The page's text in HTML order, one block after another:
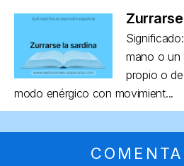
mano o un
propio o
modo enérgico con movimient...